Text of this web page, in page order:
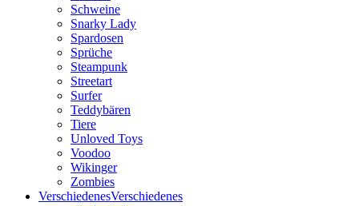
Schweine
Snarky Lady
Spardosen
Sprüche
Steampunk
Streetart
Surfer
Teddybären
Tiere
Unloved Toys
Voodoo
Wikinger
Zombies
VerschiedenesVerschiedenes